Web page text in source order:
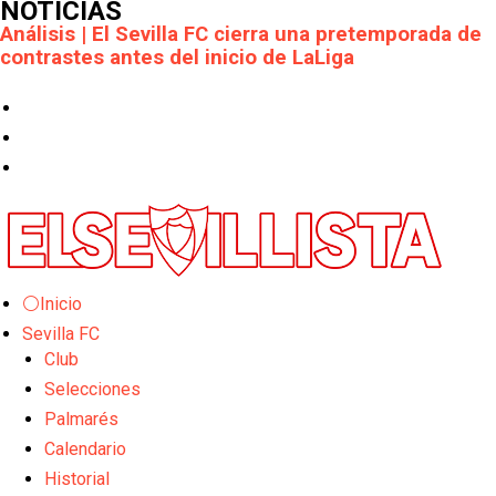
NOTICIAS
Análisis | El Sevilla FC cierra una pretemporada de
contrastes antes del inicio de LaLiga
Apuesta por la juventud y las ideas claras: el once
El Rayo Vallecano llega a la cita de Nervión con
derrota
Crónica Pretemporada | Xerez DFC 1-0 Sevilla
Atlético
Sevilla FC
El Tribunal Superior de Justicia concede la
cautelar a Isi Palazón
⚪Inicio
Sevilla FC
Club
Selecciones
Palmarés
Calendario
Historial